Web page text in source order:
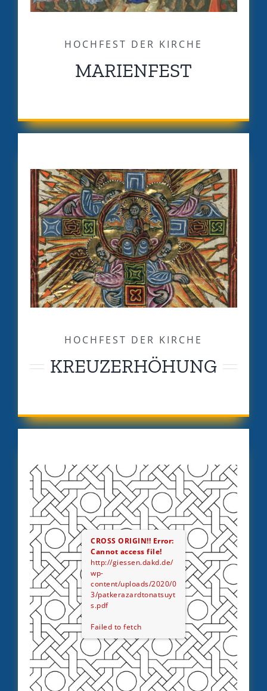
HOCHFEST DER KIRCHE
MARIENFEST
HOCHFEST DER KIRCHE
KREUZERHÖHUNG
CROSS ORIGIN!! Error:
Cannot access file!
http://giessen.dakd.de/
wp-
content/uploads/2020/0
3/patkerazardtonatsuyt
s.pdf
Failed to fetch